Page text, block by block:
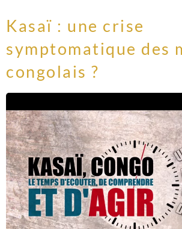
Kasaï : une crise
symptomatique des
congolais ?